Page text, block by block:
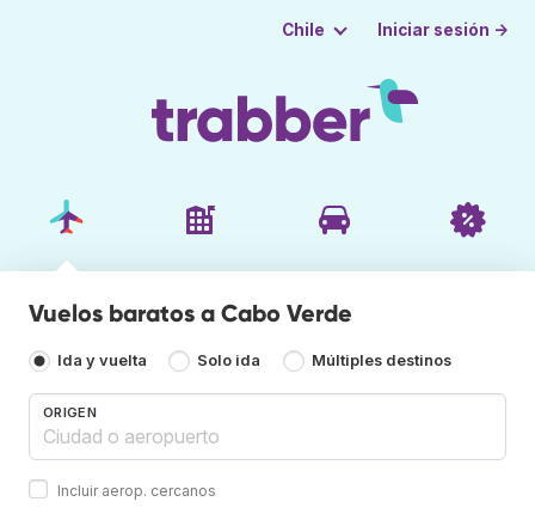
Chile Iniciar sesión →
Vuelos baratos a Cabo Verde
Ida y vuelta Solo ida Múltiples destinos
ORIGEN
Incluir aerop. cercanos